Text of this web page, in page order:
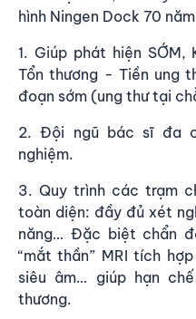
hình Ningen Dock 70
1. Giúp phát hiện SỚM,
Tổn thương - Tiền ung
đoạn sớm (ung thư tại
2. Đội ngũ bác sĩ đa
nghiệm.
3. Quy trình các trạm
toàn diện: đầy đủ xét
năng… Đặc biệt chẩn
“mắt thần” MRI tích
siêu âm… giúp hạn
thương.